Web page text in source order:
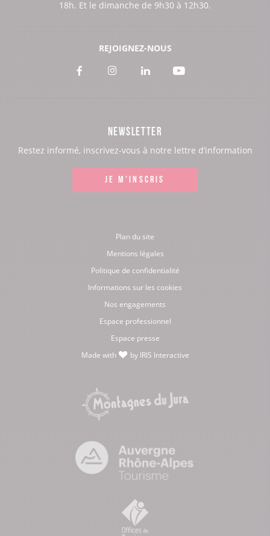
18h. Et le dimanche de 9h30 à 12h30.
REJOIGNEZ-NOUS
Voir
Facebook
Voir
Instagram
Voir
LinkedIn
Voir
Youtube
NEWSLETTER
Restez informé, inscrivez-vous à notre lettre d’information
JE M'INSCRIS
Plan du site
Mentions légales
Politique de confidentialité
Informations sur les cookies
Nos engagements
Espace professionnel
Espace presse
Made with
by IRIS Interactive